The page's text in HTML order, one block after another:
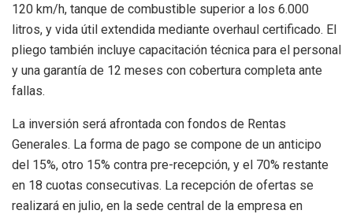
120 km/h, tanque de combustible superior a los 6.000
litros, y vida útil extendida mediante overhaul certificado. El
pliego también incluye capacitación técnica para el personal
y una garantía de 12 meses con cobertura completa ante
fallas.
La inversión será afrontada con fondos de Rentas
Generales. La forma de pago se compone de un anticipo
del 15%, otro 15% contra pre-recepción, y el 70% restante
en 18 cuotas consecutivas. La recepción de ofertas se
realizará en julio, en la sede central de la empresa en